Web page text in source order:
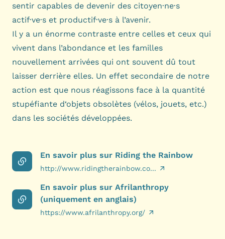
sentir capables de devenir des citoyen·ne·s
actif·ve·s et productif·ve·s à l’avenir.
Il y a un énorme contraste entre celles et ceux qui
vivent dans l’abondance et les familles
nouvellement arrivées qui ont souvent dû tout
laisser derrière elles. Un effet secondaire de notre
action est que nous réagissons face à la quantité
stupéfiante d‘objets obsolètes (vélos, jouets, etc.)
dans les sociétés développées.
En savoir plus sur Riding the Rainbow
http://www.ridingtherainbow.co...
En savoir plus sur Afrilanthropy
(uniquement en anglais)
https://www.afrilanthropy.org/